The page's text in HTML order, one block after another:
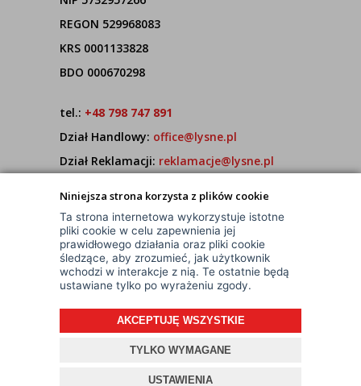
Niniejsza strona korzysta z plików cookie
Ta strona internetowa wykorzystuje istotne
pliki cookie w celu zapewnienia jej
prawidłowego działania oraz pliki cookie
śledzące, aby zrozumieć, jak użytkownik
wchodzi w interakcje z nią. Te ostatnie będą
ustawiane tylko po wyrażeniu zgody.
AKCEPTUJĘ WSZYSTKIE
TYLKO WYMAGANE
USTAWIENIA
REGON 529968083
KRS 0001133828
BDO 000670298
tel.: +48 798 747 891
Dział Handlowy: office@lysne.pl
Dział Reklamacji: reklamacje@lysne.pl
7:00 - 15:00
© Wszelkie Prawa Zastrzeżone
Projekt i oprogramowanie sklepu: